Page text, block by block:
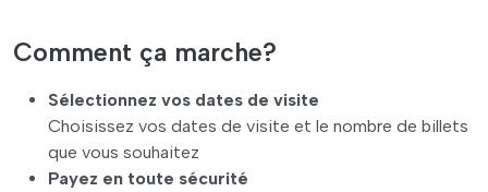
Comment ça marche?
Sélectionnez vos dates de visite
Choisissez vos dates de visite et le nombre de billets
que vous souhaitez
Payez en toute sécurité